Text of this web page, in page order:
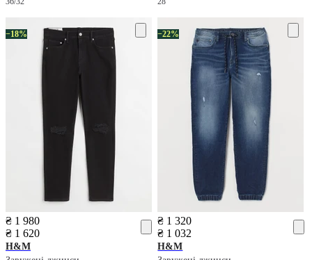
−18%
₴ 1 980
₴ 1 620
H&M
−22%
₴ 1 320
₴ 1 032
H&M